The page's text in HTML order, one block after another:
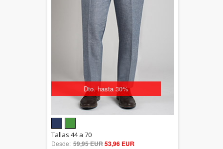
Dto. hasta 30%
out of 5
Tallas 44 a 70
Desde: 59,95 EUR53,96 EUR